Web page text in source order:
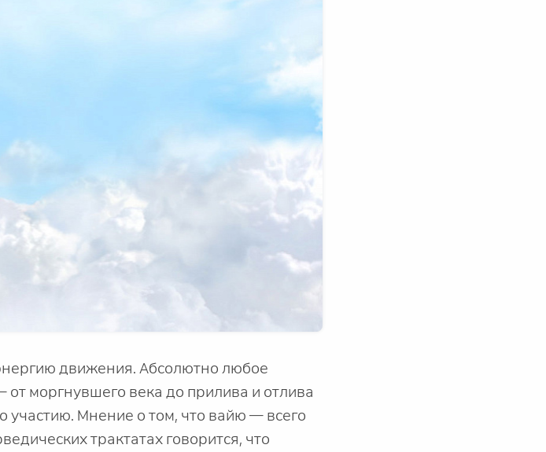
движения. Абсолютно любое
моргнувшего века до прилива и отлива
участию. Мнение о том, что вайю — всего
трактатах говорится, что